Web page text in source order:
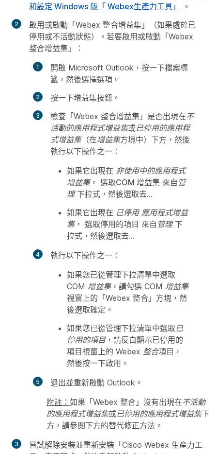
和設定 Windows 版「 Webex生產力工具」
。
啟用或啟動「Webex 整合增益集」（如果處於已
停用或不活動狀態）。若要啟用或啟動「Webex
整合增益集」：
開啟 Microsoft Outlook，按一下檔案標
籤，然後選擇選項 。
按一下增益集按鈕。
檢查「Webex 整合增益集」是否出現在不
活動的應用程式增益集或已停用的應用程
式增益集（在增益集方塊中）下方，然後
執行以下操作之一：
如果它出現在 非使用中的應用程式
增益集， 選取COM 增益集 來自 管
理下拉式，然後選取去...
如果它出現在 已停用 應用程式增益
集， 選取停用的項目 來自 管理下
拉式，然後選取去...
執行以下操作之一：
如果您已從管理下拉清單中選取
COM 增益集，請勾選 COM 增益集
視窗上的「Webex 整合」方塊，然
後選取確定 。
如果您已從管理下拉清單中選取已
停用的項目，請反白顯示已停用的
項目視窗上的 Webex 整合項目，
然後按一下啟用 。
退出並重新啟動 Outlook。
附註： 如果「Webex 整合」沒有出現在不活動
的應用程式增益集或已停用的應用程式增益集下
方，請參閱下方的替代修正方法。
嘗試解除安裝並重新安裝「Cisco Webex 生產力工